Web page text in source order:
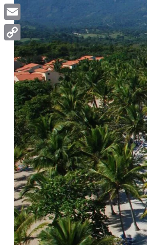
WhatsApp
Email
Copy
Link